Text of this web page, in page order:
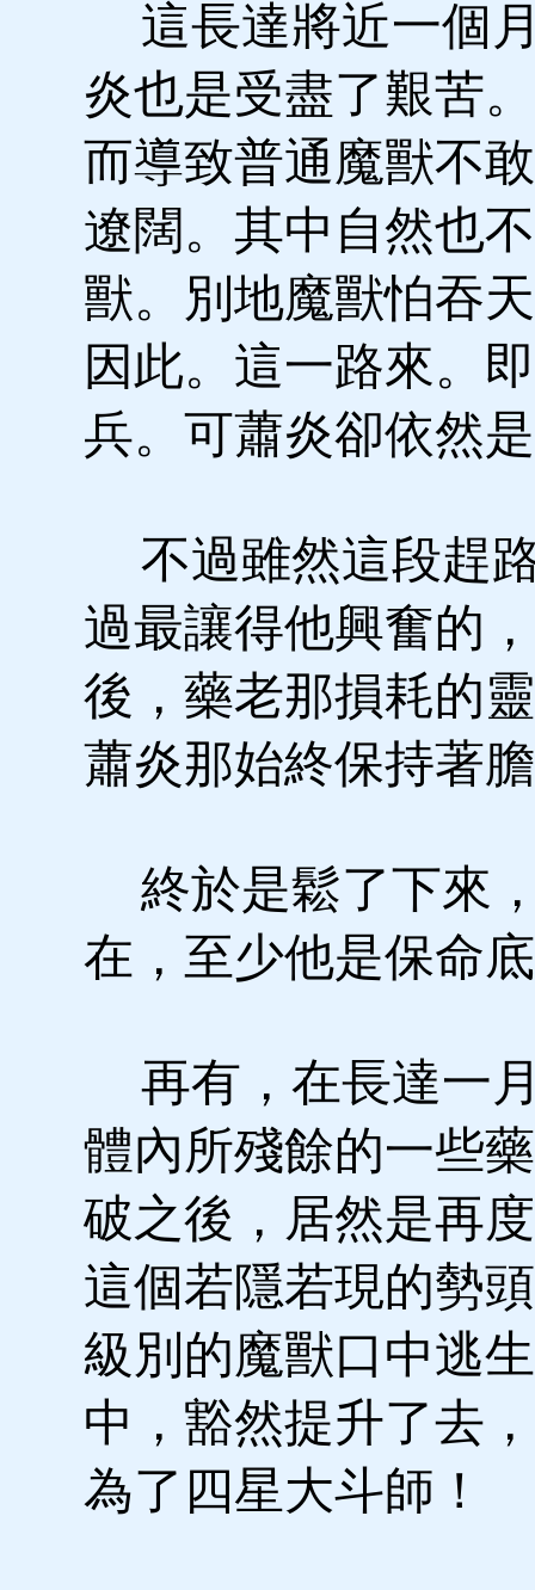
這長達將近一個
炎也是受盡了艱苦
而導致普通魔獸不
遼闊。其中自然也
獸。別地魔獸怕吞
因此。這一路來。
兵。可蕭炎卻依然
不過雖然這段趕
過最讓得他興奮的
後，藥老那損耗的
蕭炎那始終保持著
終於是鬆了下來
在，至少他是保命
再有，在長達一
體內所殘餘的一些
破之後，居然是再
這個若隱若現的勢
級別的魔獸口中逃
中，豁然提升了去
為了四星大斗師！